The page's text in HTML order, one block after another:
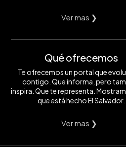
Ver mas ❯
Qué ofrecemos
Te ofrecemos un portal que
contigo. Que informa, pero
inspira. Que te representa.
que está hecho El Salvador.
Ver mas ❯